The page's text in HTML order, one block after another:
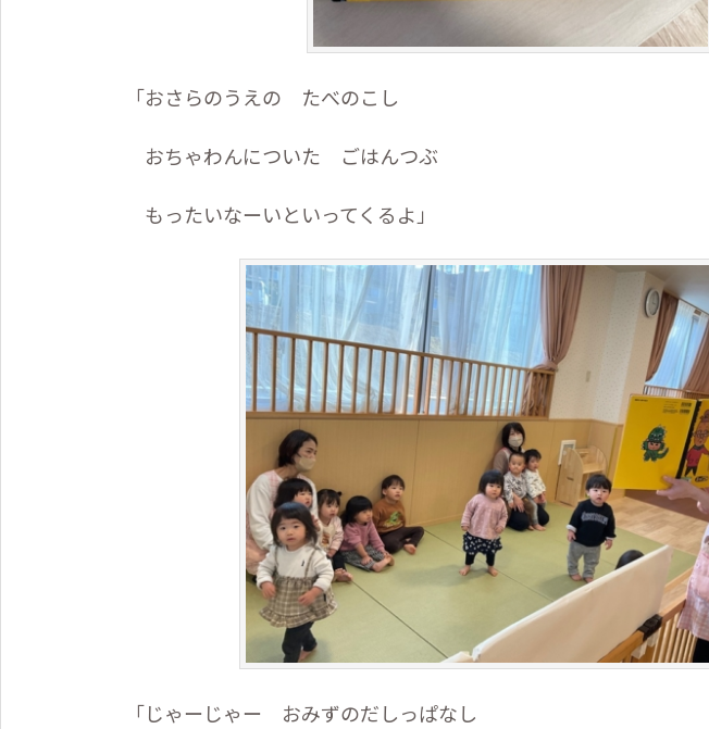
「おさらのうえの たべのこし
おちゃわんについた ごはんつぶ
もったいなーいといってくるよ」
「じゃーじゃー おみずのだしっぱなし